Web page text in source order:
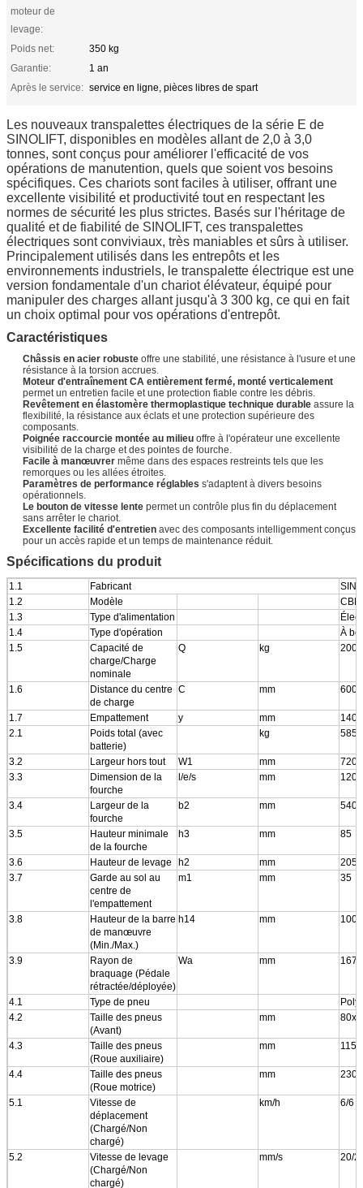
moteur de
levage:
Poids net:
350 kg
Garantie:
1 an
Après le service: service en ligne, pièces libres de spart
Les nouveaux transpalettes électriques de la série E de
SINOLIFT, disponibles en modèles allant de 2,0 à 3,0
tonnes, sont conçus pour améliorer l'efficacité de vos
opérations de manutention, quels que soient vos besoins
spécifiques. Ces chariots sont faciles à utiliser, offrant une
excellente visibilité et productivité tout en respectant les
normes de sécurité les plus strictes. Basés sur l'héritage de
qualité et de fiabilité de SINOLIFT, ces transpalettes
électriques sont conviviaux, très maniables et sûrs à utiliser.
Principalement utilisés dans les entrepôts et les
environnements industriels, le transpalette électrique est une
version fondamentale d'un chariot élévateur, équipé pour
manipuler des charges allant jusqu'à 3 300 kg, ce qui en fait
un choix optimal pour vos opérations d'entrepôt.
Caractéristiques
Châssis en acier robuste offre une stabilité, une résistance à l'usure et une
résistance à la torsion accrues.
Moteur d'entraînement CA entièrement fermé, monté verticalement
permet un entretien facile et une protection fiable contre les débris.
Revêtement en élastomère thermoplastique technique durable assure la
flexibilité, la résistance aux éclats et une protection supérieure des
composants.
Poignée raccourcie montée au milieu offre à l'opérateur une excellente
visibilité de la charge et des pointes de fourche.
Facile à manœuvrer même dans des espaces restreints tels que les
remorques ou les allées étroites.
Paramètres de performance réglables s'adaptent à divers besoins
opérationnels.
Le bouton de vitesse lente permet un contrôle plus fin du déplacement
sans arrêter le chariot.
Excellente facilité d'entretien avec des composants intelligemment conçus
pour un accès rapide et un temps de maintenance réduit.
Spécifications du produit
1.1 Fabricant
1.2
Modèle
1.3
Type d'alimentation
1.4
Type d'opération
À
1.5
Capacité de
charge/Charge
nominale
Q kg 2000
1.6
Distance du centre
de charge
C mm 600
1.7 Empattement y mm
1400
2.1
Poids total (avec
batterie)
kg 585
3.2 Largeur hors tout W1 mm
720
3.3
Dimension de la
fourche
l/e/s mm
3.4
Largeur de la
fourche
b2 mm 540/
3.5
Hauteur minimale
de la fourche
h3 mm 85
3.6 Hauteur de levage h2 mm
205
3.7
Garde au sol au
centre de
l'empattement
m1 mm 35
3.8
Hauteur de la barre
de manœuvre
(Min./Max.)
h14 mm
3.9
Rayon de
braquage (Pédale
rétractée/déployée)
Wa mm
4.1 Type de pneu
4.2
Taille des pneus
(Avant)
mm
4.3
Taille des pneus
(Roue auxiliaire)
mm
4.4
Taille des pneus
(Roue motrice)
mm
5.1
Vitesse de
déplacement
(Chargé/Non
chargé)
km/h 6/6
5.2
Vitesse de levage
(Chargé/Non
chargé)
mm/s 20/